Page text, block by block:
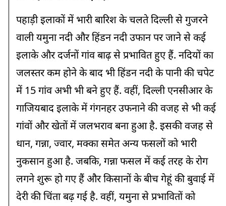
पहाड़ी इलाकों में भारी बारिश के चलते दिल्ली से गुजरने
वाली यमुना नदी और हिंडन नदी उफान पर जाने से कई
इलाके और दर्जनों गांव बाढ़ से प्रभावित हुए हैं. नदियों का
जलस्तर कम होने के बाद भी हिंडन नदी के पानी की चपेट
में 15 गांव अभी भी बने हुए हैं. वहीं, दिल्ली एनसीआर के
गाजियबाद इलाके में गंगनहर उफनाने की वजह से भी कई
गांवों और खेतों में जलभराव बना हुआ है. इसकी वजह से
धान, गन्ना, ज्वार, मक्का समेत अन्य फसलों को भारी
नुकसान हुआ है. जबकि, गन्ना फसल में कई तरह के रोग
लगने शुरू हो गए हैं और किसानों के बीच गेहूं की बुवाई में
देरी की चिंता बढ़ गई है. वहीं, यमुना से प्रभावितों को